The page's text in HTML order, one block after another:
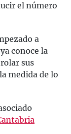
el número
a
conoce la
sus
medida de lo